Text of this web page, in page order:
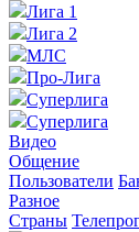
Лига 1
Лига 2
МЛС
Про-Лига
Суперлига
Суперлига
Видео
Общение
Пользователи
Разное
Страны